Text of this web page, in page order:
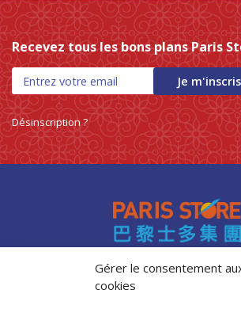
Gérer le consentement
cookies
Recevez tous les bons plans Paris
Je m'inscris
Désinscription ?
Accès professionnels